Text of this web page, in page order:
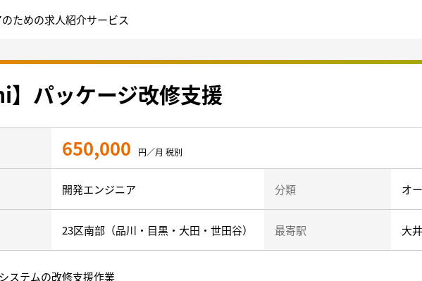
ための求人紹介サービス
】パッケージ改修支援
650,000 円／月 税別
開発エンジニア 分類 オ
23区南部（品川・目黒・大田・世田谷） 最寄駅 大
ステムの改修支援作業